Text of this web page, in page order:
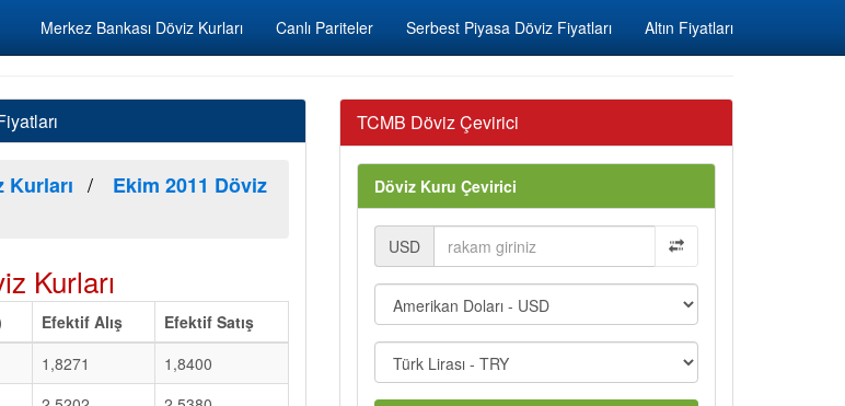
Merkez Bankası Döviz Kurları Canlı Pariteler Serbest Piyasa Döviz Fiyatları Altın Fiyatları
Kurları
Ekim 2011 Döviz
Kurları
Efektif Alış
Efektif Satış
1,8271
1,8400
TCMB Döviz Çevirici
Döviz Kuru Çevirici
USD